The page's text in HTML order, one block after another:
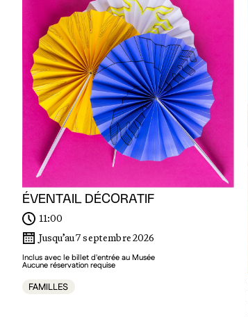
ÉVENTAIL DÉCORATIF
11:00
Jusqu’au 7 septembre 2026
Inclus avec le billet d'entrée au Musée
Aucune réservation requise
FAMILLES